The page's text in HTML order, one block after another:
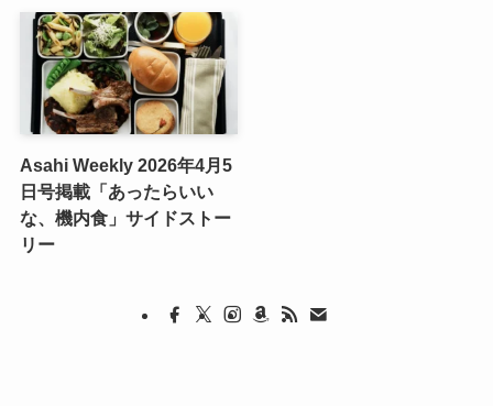
Asahi Weekly 2026年4月5
日号掲載「あったらいい
な、機内食」サイドストー
リー